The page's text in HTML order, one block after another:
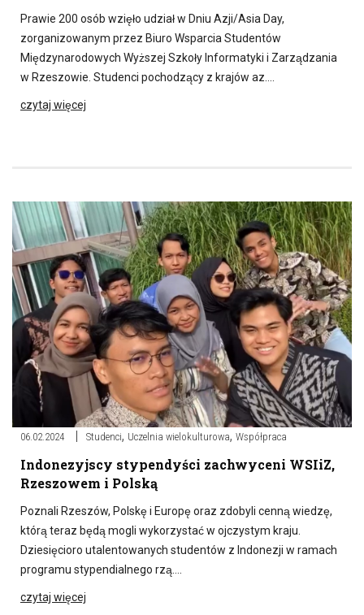
Prawie 200 osób wzięło udział w Dniu Azji/Asia Day,
zorganizowanym przez Biuro Wsparcia Studentów
Międzynarodowych Wyższej Szkoły Informatyki i Zarządzania
w Rzeszowie. Studenci pochodzący z krajów az….
czytaj więcej
06.02.2024 Studenci, Uczelnia wielokulturowa, Współpraca
Indonezyjscy stypendyści zachwyceni WSIiZ,
Rzeszowem i Polską
Poznali Rzeszów, Polskę i Europę oraz zdobyli cenną wiedzę,
którą teraz będą mogli wykorzystać w ojczystym kraju.
Dziesięcioro utalentowanych studentów z Indonezji w ramach
programu stypendialnego rzą….
czytaj więcej